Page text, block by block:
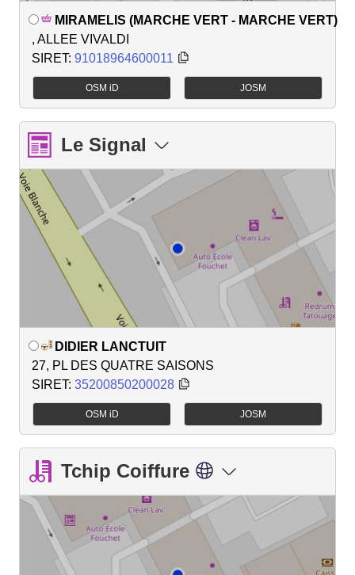
MIRAMELIS (MARCHE VERT - MARCHE VERT)
, ALLEE VIVALDI
SIRET: 91018964600011
OSM iD JOSM
Le Signal
DIDIER LANCTUIT
27, PL DES QUATRE SAISONS
SIRET: 35200850200028
OSM iD JOSM
Tchip Coiffure